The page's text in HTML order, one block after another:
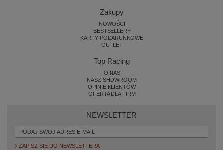
Zakupy
NOWOŚCI
BESTSELLERY
KARTY PODARUNKOWE
OUTLET
Top Racing
O NAS
NASZ SHOWROOM
OPINIE KLIENTÓW
OFERTA DLA FIRM
NEWSLETTER
ZAPISZ SIĘ DO NEWSLETTERA